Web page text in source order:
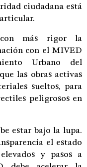
ciudadana está
más rigor la
con el MIVED
Urbano del
las obras activas
sueltos, para
peligrosos en
estar bajo la lupa.
el estado
y pasos a